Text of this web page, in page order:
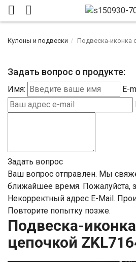
Кулоны и подвески Подвеска-иконка
Задать вопрос о продукте:
Имя:
E-
Задать вопрос
Ваш вопрос отправлен. Мы
ближайшее время. Пожалуйста,
Некорректный адрес E-Mail.
Повторите попытку позже.
Подвеска-
цепочкой